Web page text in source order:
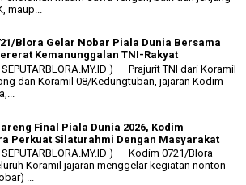
maup...
Blora Gelar Nobar Piala Dunia Bersama
Kemanunggalan TNI-Rakyat
) — Prajurit TNI dari Koramil
dan Koramil 08/Kedungtuban, jajaran Kodim
Final Piala Dunia 2026, Kodim
Perkuat Silaturahmi Dengan Masyarakat
) — Kodim 0721/Blora
Koramil jajaran menggelar kegiatan nonton
...